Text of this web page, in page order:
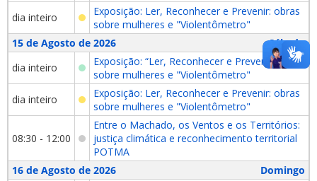
dia inteiro
Exposição: Ler, Reconhecer e Prevenir: obras
sobre mulheres e "Violentômetro"
15 de Agosto de 2026
Sábado
dia inteiro
Exposição: “Ler, Reconhecer e Prevenir: obras
sobre mulheres e "Violentômetro"
dia inteiro
Exposição: Ler, Reconhecer e Prevenir: obras
sobre mulheres e "Violentômetro"
08:30 - 12:00
Entre o Machado, os Ventos e os Territórios:
justiça climática e reconhecimento territorial
POTMA
16 de Agosto de 2026
Domingo